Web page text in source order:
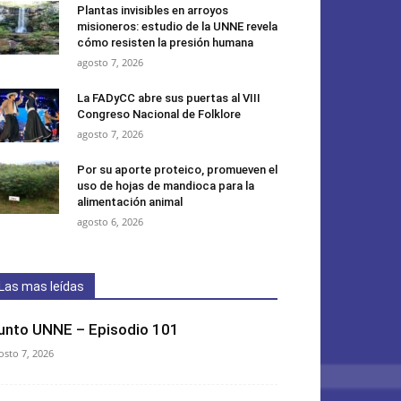
Plantas invisibles en arroyos
misioneros: estudio de la UNNE revela
cómo resisten la presión humana
agosto 7, 2026
La FADyCC abre sus puertas al VIII
Congreso Nacional de Folklore
agosto 7, 2026
Por su aporte proteico, promueven el
uso de hojas de mandioca para la
alimentación animal
agosto 6, 2026
mas leídas
UNNE – Episodio 101
7, 2026